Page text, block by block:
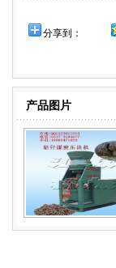
分享到：
产品图片